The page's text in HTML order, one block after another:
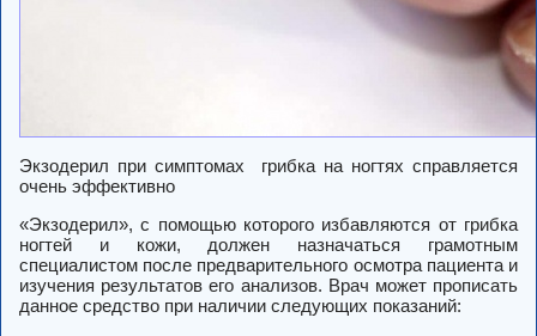
Экзодерил при симптомах грибка на ногтях справляется
очень эффективно
«Экзодерил», с помощью которого избавляются от грибка
ногтей и кожи, должен назначаться грамотным
специалистом после предварительного осмотра пациента и
изучения результатов его анализов. Врач может прописать
данное средство при наличии следующих показаний: